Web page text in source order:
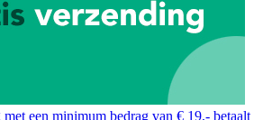
een minimum bedrag van € 19,- betaalt